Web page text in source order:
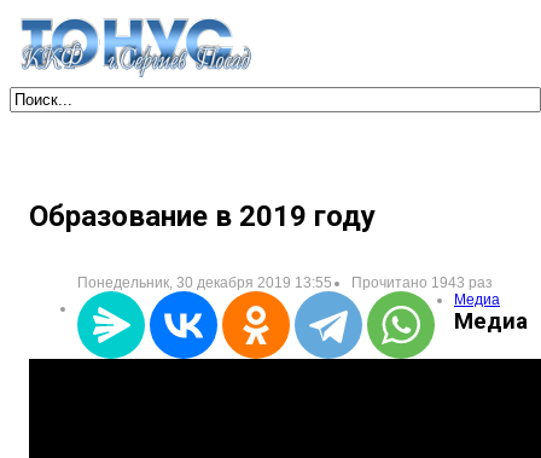
Образование в 2019 году
Понедельник, 30 декабря 2019 13:55
Прочитано 1943 раз
Медиа
Медиа